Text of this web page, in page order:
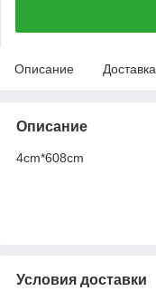
Описание Доставка
Описание
4cm*608cm
Условия доставки